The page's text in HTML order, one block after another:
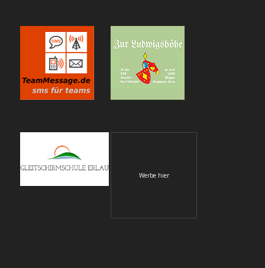
Werbe hier